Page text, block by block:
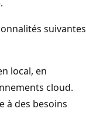
suivantes
local, en
cloud.
à des besoins